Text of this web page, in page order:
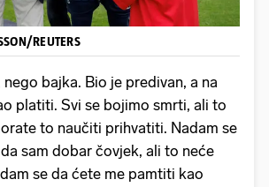
REUTERS
bajka. Bio je predivan, a na
platiti. Svi se bojimo smrti, ali to
to naučiti prihvatiti. Nadam se
sam dobar čovjek, ali to neće
se da ćete me pamtiti kao